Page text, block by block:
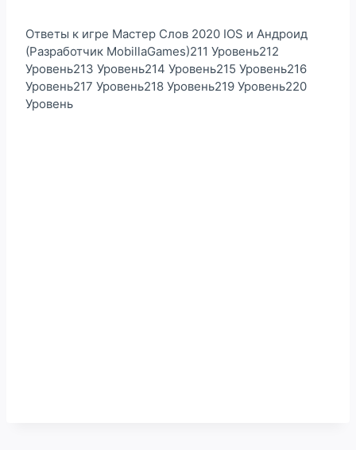
Ответы к игре Мастер Слов 2020 IOS и Андроид
(Разработчик MobillaGames)211 Уровень212
Уровень213 Уровень214 Уровень215 Уровень216
Уровень217 Уровень218 Уровень219 Уровень220
Уровень